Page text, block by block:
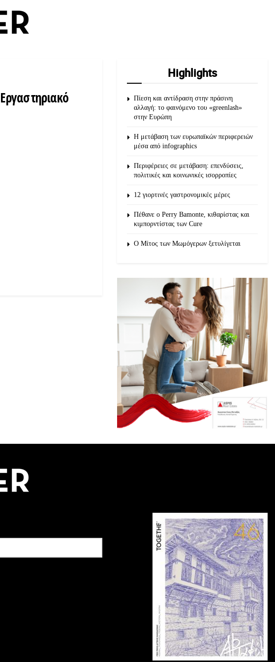
Highlights
Πίεση και αντίδραση στην πράσινη
αλλαγή: το φαινόμενο του «greenlash»
στην Ευρώπη
Η μετάβαση των ευρωπαϊκών περιφερειών
μέσα από infographics
Περιφέρειες σε μετάβαση: επενδύσεις,
πολιτικές και κοινωνικές ισορροπίες
12 γιορτινές γαστρονομικές μέρες
Πέθανε ο Perry Bamonte, κιθαρίστας και
κιμπορντίστας των Cure
O Μίτος των Μωμόγερων ξετυλίγεται